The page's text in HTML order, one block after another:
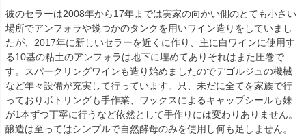
彼のセラーは2008年から17年までは実家の向かい側のとても小さい
場所でアンフォラや幾つかのタンクを用いワイン造りをしていまし
たが、2017年に新しいセラーを近くに作り、主に白ワインに使用す
る10基の粘土のアンフォラは地下に埋めてありそれはまた圧巻で
す。スパークリングワインも造り始めましたのでデゴルジュの機械
など年々設備が充実して行っています。只、未だに全てを家族で行
っておりボトリングも手作業、ワックスによるキャップシールも妹
が1本ずつ丁寧に行うなど依然として手作りには変わりありません。
醸造は至ってはシンプルで自然酵母のみを使用し何も足しません。